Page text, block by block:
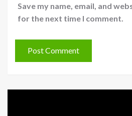
Save my name, email, and
for the next time I comment.